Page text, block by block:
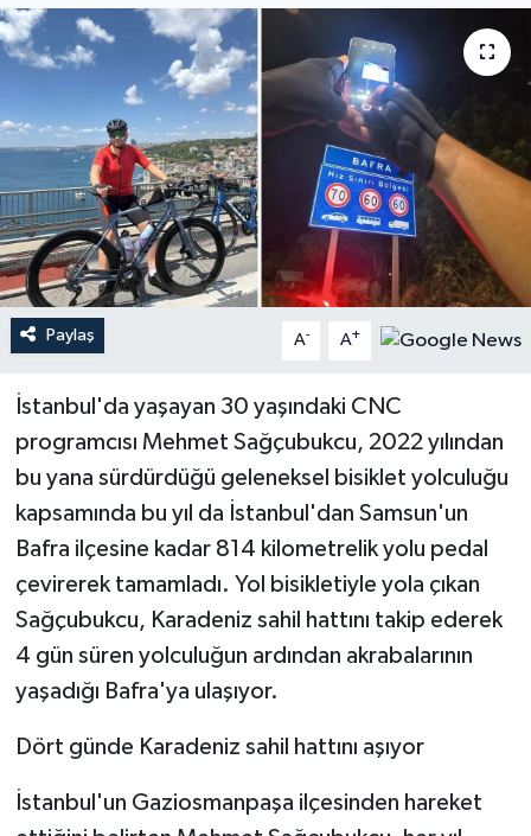
Paylaş A- A+
İstanbul'da yaşayan 30 yaşındaki CNC
programcısı Mehmet Sağçubukcu, 2022 yılından
bu yana sürdürdüğü geleneksel bisiklet yolculuğu
kapsamında bu yıl da İstanbul'dan Samsun'un
Bafra ilçesine kadar 814 kilometrelik yolu pedal
çevirerek tamamladı. Yol bisikletiyle yola çıkan
Sağçubukcu, Karadeniz sahil hattını takip ederek
4 gün süren yolculuğun ardından akrabalarının
yaşadığı Bafra'ya ulaşıyor.
Dört günde Karadeniz sahil hattını aşıyor
İstanbul'un Gaziosmanpaşa ilçesinden hareket